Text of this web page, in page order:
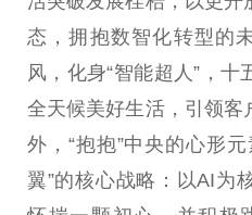
态，拥抱数智化转型的
风，化身“智能超人”，
全天候美好生活，引领客
外，“抱抱”中央的心形
翼”的核心战略：以AI为